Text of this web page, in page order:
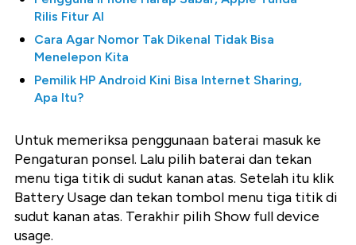
Rilis Fitur AI
Cara Agar Nomor Tak Dikenal Tidak Bisa
Menelepon Kita
Pemilik HP Android Kini Bisa Internet Sharing,
Apa Itu?
Untuk memeriksa penggunaan baterai masuk ke
Pengaturan ponsel. Lalu pilih baterai dan tekan
menu tiga titik di sudut kanan atas. Setelah itu klik
Battery Usage dan tekan tombol menu tiga titik di
sudut kanan atas. Terakhir pilih Show full device
usage.